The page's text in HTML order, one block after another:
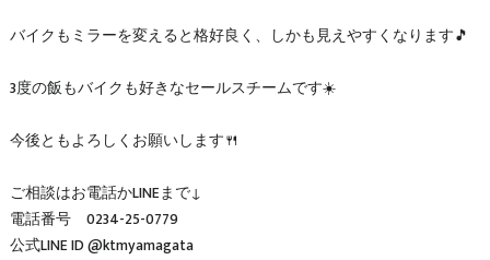
バイクもミラーを変えると格好良く、しかも見えやすくなります🎵
3度の飯もバイクも好きなセールスチームです☀️
今後ともよろしくお願いします🍴
ご相談はお電話かLINEまで↓
電話番号 0234-25-0779
公式LINE ID @ktmyamagata